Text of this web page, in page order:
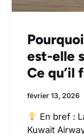
est-elle
Ce qu’il
février 13, 2026
En bref :
Kuwait